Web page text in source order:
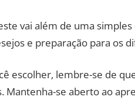
vai além de uma
e preparação para os
escolher, lembre-se de
Mantenha-se aberto ao